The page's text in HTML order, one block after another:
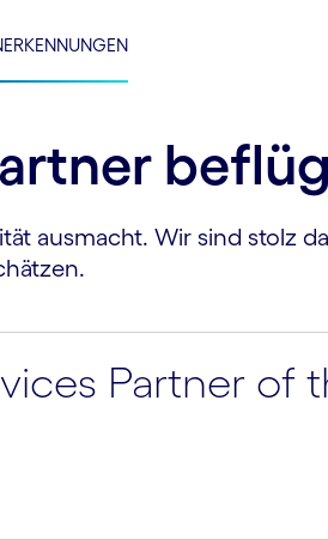
ausmacht. Wir sind stolz
Partner of